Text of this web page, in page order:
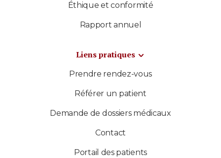
Éthique et conformité
Rapport annuel
Liens pratiques
Prendre rendez-vous
Référer un patient
Demande de dossiers médicaux
Contact
Portail des patients